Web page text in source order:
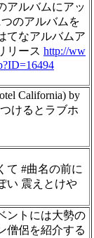
アルバムにアッ
のアルバムを
てなアルバムア
リース http://ww
California) by
けるとラブホ
て #曲名の前に
い 震えとけや
ントには大勢の
僧侶を紹介する